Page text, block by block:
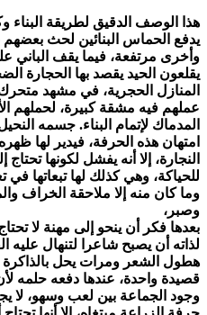
هذا الوصف الدقيق لطريقة البناء
يدفع الحماس البنائين لحث
وأخرى مرتفعة، فيما يقف الباني
يقلعون الحيد يقصد بها الحجارة
المنازل الحجرية، في مشهد
عملهم فيه مشقة كبيرة، لحملهم
المدماك لإتمام البناء. جسمه
امتهان هذه الحرفة، فيدير لها
النجارة، إلا أنه يفشل لكونها
للحياكة، وهي كذلك لها تبعاتها
وما كان منه إلا ملاحقة الخراف
وصبر،
بعدها فكر أن ينحو إلى مهنة لا
لذاته أن يصبح شاعرا لتنهال
هطول الشعر ومرات يحل بالذاكرة
قصيدة واحدة، عندها دفعه حلمه
وجود الجماعة بين لعب وسهو، لا